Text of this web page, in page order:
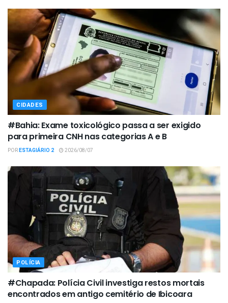
CIDADES
#Bahia: Exame toxicológico passa a ser exigido
para primeira CNH nas categorias A e B
PORESTAGIÁRIO 2 2026/08/07
POLÍCIA
#Chapada: Polícia Civil investiga restos mortais
encontrados em antigo cemitério de Ibicoara